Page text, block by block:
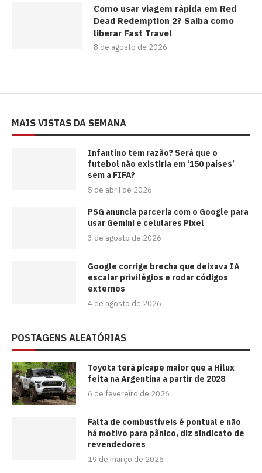
Como usar viagem rápida em Red
Dead Redemption 2? Saiba como
liberar Fast Travel
8 de agosto de 2026
MAIS VISTAS DA SEMANA
⁠Infantino tem razão? Será que o
futebol não existiria em ‘150 países’
sem a FIFA?
5 de abril de 2026
PSG anuncia parceria com o Google para
usar Gemini e celulares Pixel
3 de agosto de 2026
Google corrige brecha que deixava IA
escalar privilégios e rodar códigos
externos
4 de agosto de 2026
POSTAGENS ALEATÓRIAS
Toyota terá picape maior que a Hilux
feita na Argentina a partir de 2028
6 de fevereiro de 2026
Falta de combustíveis é pontual e não
há motivo para pânico, diz sindicato de
revendedores
19 de março de 2026